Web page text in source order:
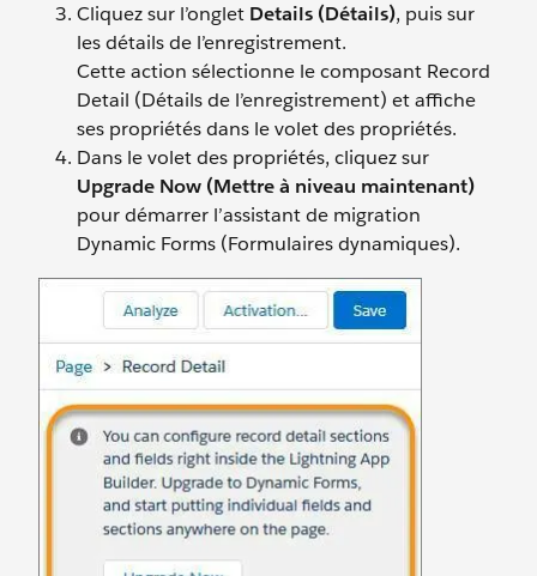
Cliquez sur l’onglet Details (Détails), puis sur
les détails de l’enregistrement.
Cette action sélectionne le composant Record
Detail (Détails de l’enregistrement) et affiche
ses propriétés dans le volet des propriétés.
Dans le volet des propriétés, cliquez sur
Upgrade Now (Mettre à niveau maintenant)
pour démarrer l’assistant de migration
Dynamic Forms (Formulaires dynamiques).